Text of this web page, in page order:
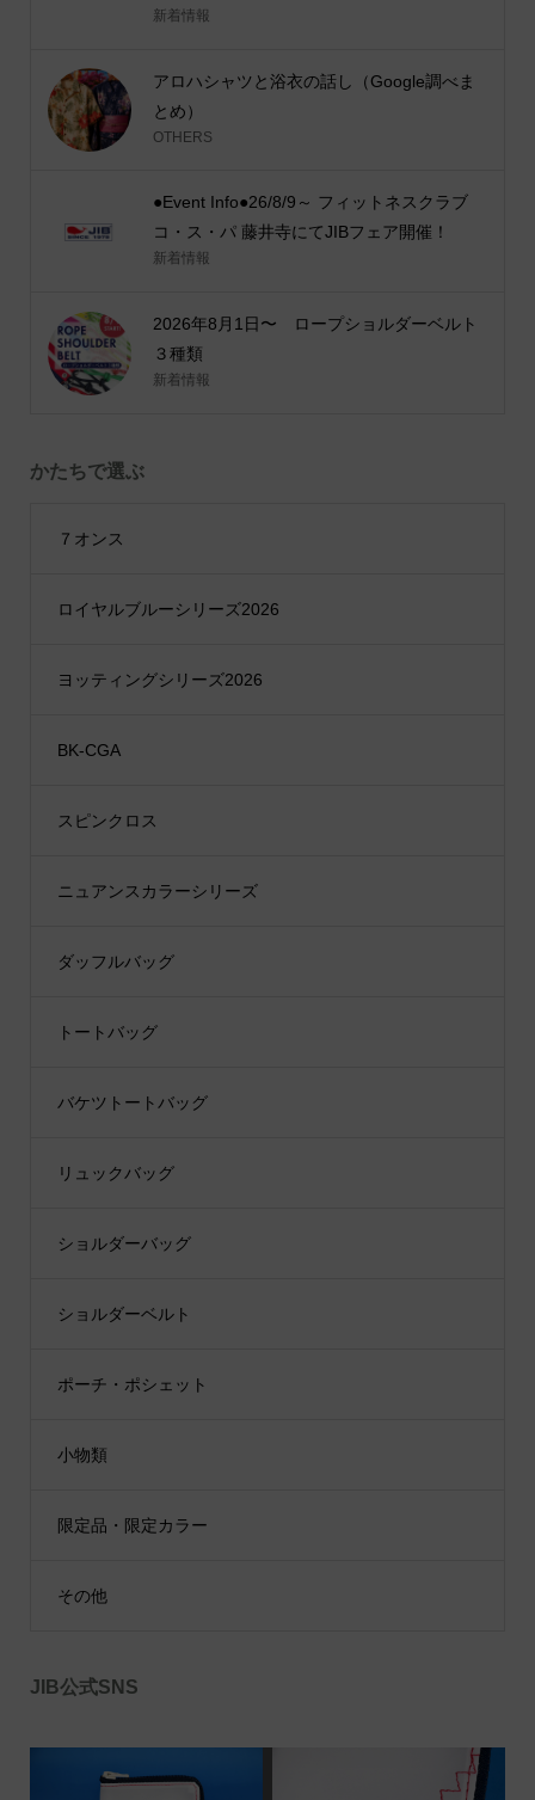
新着情報
アロハシャツと浴衣の話し（Google調べま
とめ）
OTHERS
●Event Info●26/8/9～ フィットネスクラブ
コ・ス・パ 藤井寺にてJIBフェア開催！
新着情報
2026年8月1日〜 ロープショルダーベルト
３種類
新着情報
かたちで選ぶ
７オンス
ロイヤルブルーシリーズ2026
ヨッティングシリーズ2026
BK-CGA
スピンクロス
ニュアンスカラーシリーズ
ダッフルバッグ
トートバッグ
バケツトートバッグ
リュックバッグ
ショルダーバッグ
ショルダーベルト
ポーチ・ポシェット
小物類
限定品・限定カラー
その他
JIB公式SNS